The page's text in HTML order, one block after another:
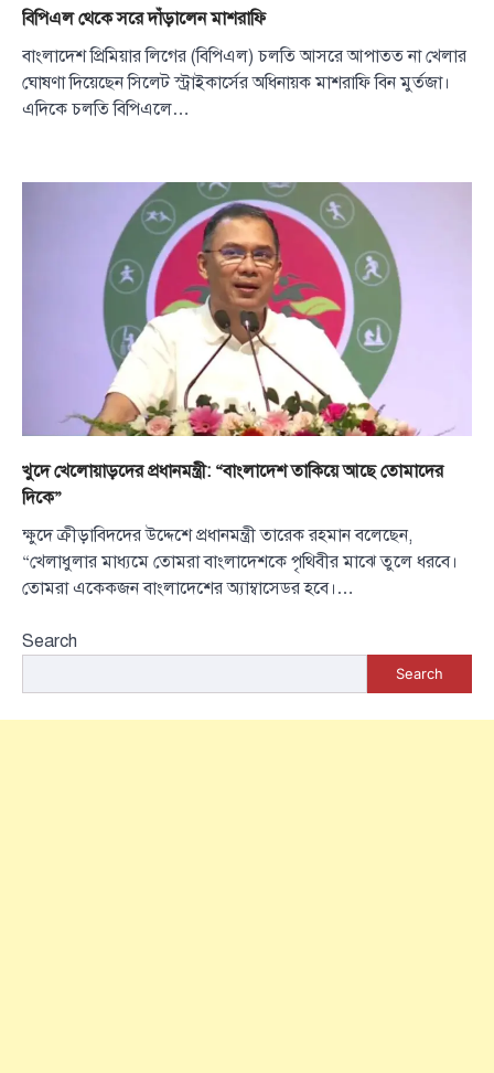
বিপিএল থেকে সরে দাঁড়ালেন মাশরাফি
বাংলাদেশ প্রিমিয়ার লিগের (বিপিএল) চলতি আসরে আপাতত না খেলার
ঘোষণা দিয়েছেন সিলেট স্ট্রাইকার্সের অধিনায়ক মাশরাফি বিন মুর্তজা।
এদিকে চলতি বিপিএলে…
খুদে খেলোয়াড়দের প্রধানমন্ত্রী: “বাংলাদেশ তাকিয়ে আছে তোমাদের
দিকে”
ক্ষুদে ক্রীড়াবিদদের উদ্দেশে প্রধানমন্ত্রী তারেক রহমান বলেছেন,
“খেলাধুলার মাধ্যমে তোমরা বাংলাদেশকে পৃথিবীর মাঝে তুলে ধরবে।
তোমরা একেকজন বাংলাদেশের অ্যাম্বাসেডর হবে।…
Search
Search